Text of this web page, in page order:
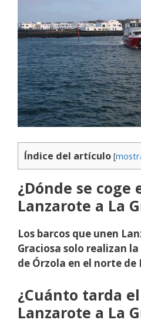
Índice del artículo [
¿Dónde se coge
Lanzarote a La
Los barcos que unen
Graciosa solo realizan
de Órzola en el norte de
¿Cuánto tarda
Lanzarote a La